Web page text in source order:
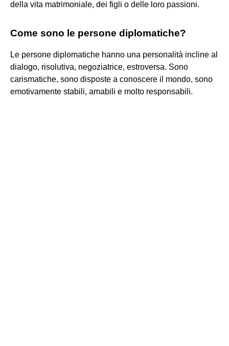
della vita matrimoniale, dei figli o delle loro passioni.
Come sono le persone diplomatiche?
Le persone diplomatiche hanno una personalità incline al
dialogo, risolutiva, negoziatrice, estroversa. Sono
carismatiche, sono disposte a conoscere il mondo, sono
emotivamente stabili, amabili e molto responsabili.